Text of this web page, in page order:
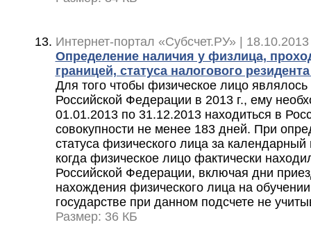
Интернет-портал «Субсчет.РУ» |
Определение наличия у физлица,
границей, статуса налогового
Для того чтобы физическое лицо
Российской Федерации в 2013 г., ему
01.01.2013 по 31.12.2013 находиться в
совокупности не менее 183 дней. При
статуса физического лица за
когда физическое лицо фактически
Российской Федерации, включая дни
нахождения физического лица на
государстве при данном подсчете не
Размер: 36 КБ